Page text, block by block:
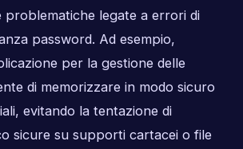
problematiche legate a errori di
password. Ad esempio,
per la gestione delle
di memorizzare in modo sicuro
evitando la tentazione di
sicure su supporti cartacei o file